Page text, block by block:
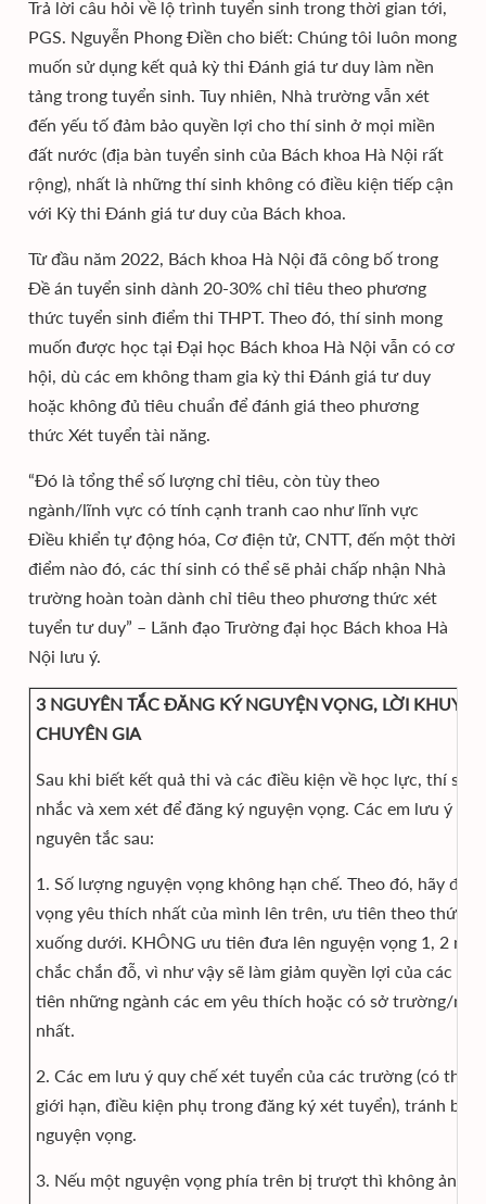
Trả lời câu hỏi về lộ trình tuyển sinh trong thời gian tới,
PGS. Nguyễn Phong Điền cho biết: Chúng tôi luôn mong
muốn sử dụng kết quả kỳ thi Đánh giá tư duy làm nền
tảng trong tuyển sinh. Tuy nhiên, Nhà trường vẫn xét
đến yếu tố đảm bảo quyền lợi cho thí sinh ở mọi miền
đất nước (địa bàn tuyển sinh của Bách khoa Hà Nội rất
rộng), nhất là những thí sinh không có điều kiện tiếp cận
với Kỳ thi Đánh giá tư duy của Bách khoa.
Từ đầu năm 2022, Bách khoa Hà Nội đã công bố trong
Đề án tuyển sinh dành 20-30% chỉ tiêu theo phương
thức tuyển sinh điểm thi THPT. Theo đó, thí sinh mong
muốn được học tại Đại học Bách khoa Hà Nội vẫn có cơ
hội, dù các em không tham gia kỳ thi Đánh giá tư duy
hoặc không đủ tiêu chuẩn để đánh giá theo phương
thức Xét tuyển tài năng.
“Đó là tổng thể số lượng chỉ tiêu, còn tùy theo
ngành/lĩnh vực có tính cạnh tranh cao như lĩnh vực
Điều khiển tự động hóa, Cơ điện tử, CNTT, đến một thời
điểm nào đó, các thí sinh có thể sẽ phải chấp nhận Nhà
trường hoàn toàn dành chỉ tiêu theo phương thức xét
tuyển tư duy” – Lãnh đạo Trường đại học Bách khoa Hà
Nội lưu ý.
3 NGUYÊN TẮC ĐĂNG KÝ NGUYỆN VỌNG, LỜI
CHUYÊN GIA
Sau khi biết kết quả thi và các điều kiện về học lực, thí sinh
nhắc và xem xét để đăng ký nguyện vọng. Các em lưu ý
nguyên tắc sau:
1. Số lượng nguyện vọng không hạn chế. Theo đó, hãy đặt
vọng yêu thích nhất của mình lên trên, ưu tiên theo thứ tự
xuống dưới. KHÔNG ưu tiên đưa lên nguyện vọng 1, 2
chắc chắn đỗ, vì như vậy sẽ làm giảm quyền lợi của các
tiên những ngành các em yêu thích hoặc có sở trường/
nhất.
2. Các em lưu ý quy chế xét tuyển của các trường (có thể
giới hạn, điều kiện phụ trong đăng ký xét tuyển), tránh bỏ
nguyện vọng.
3. Nếu một nguyện vọng phía trên bị trượt thì không ảnh